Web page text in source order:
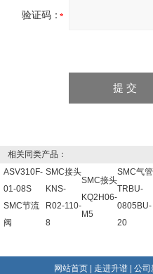
验证码：
相关同类产品：
ASV310F-
01-08S
SMC节流
阀
SMC接头
KNS-
R02-110-
8
SMC接头
KQ2H06-
M5
SMC气管
TRBU-
0805BU-
20
网站首页 走进升谱 公司